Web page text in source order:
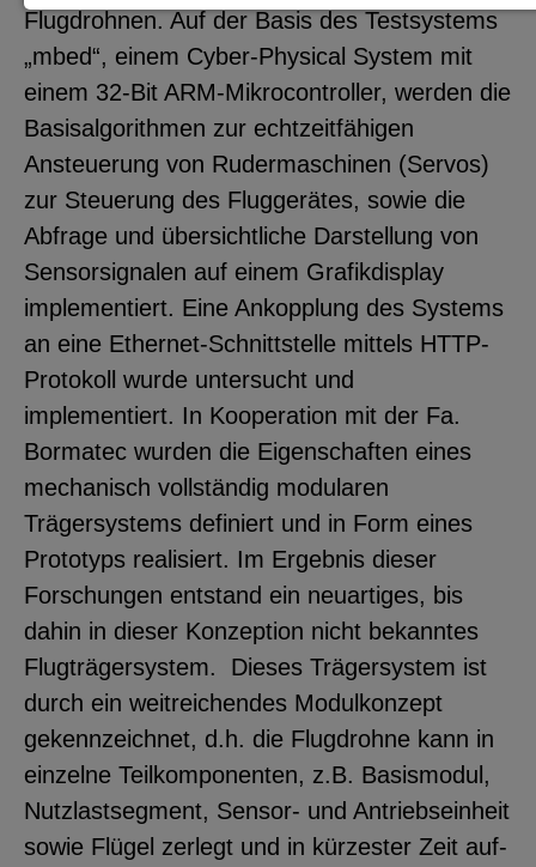
Flugdrohnen. Auf der Basis des Testsystems
„mbed“, einem Cyber-Physical System mit
einem 32-Bit ARM-Mikrocontroller, werden die
Basisalgorithmen zur echtzeitfähigen
Ansteuerung von Rudermaschinen (Servos)
zur Steuerung des Fluggerätes, sowie die
Abfrage und übersichtliche Darstellung von
Sensorsignalen auf einem Grafikdisplay
implementiert. Eine Ankopplung des Systems
an eine Ethernet-Schnittstelle mittels HTTP-
Protokoll wurde untersucht und
implementiert. In Kooperation mit der Fa.
Bormatec wurden die Eigenschaften eines
mechanisch vollständig modularen
Trägersystems definiert und in Form eines
Prototyps realisiert. Im Ergebnis dieser
Forschungen entstand ein neuartiges, bis
dahin in dieser Konzeption nicht bekanntes
Flugträgersystem. Dieses Trägersystem ist
durch ein weitreichendes Modulkonzept
gekennzeichnet, d.h. die Flugdrohne kann in
einzelne Teilkomponenten, z.B. Basismodul,
Nutzlastsegment, Sensor- und Antriebseinheit
sowie Flügel zerlegt und in kürzester Zeit auf-
Notwendige Cookies zur Session-
Verwaltung und für die generelle
Funktionalität der Seite (immer
notwendig).
EXTERNE MEDIEN
Seitenspezifische Erfassung von
Benutzerdaten durch
Drittanbieter, bspw. über das
Einbinden externer Videos,
Standortdaten oder
Stellenanzeigen.
YouTube
ChatBot